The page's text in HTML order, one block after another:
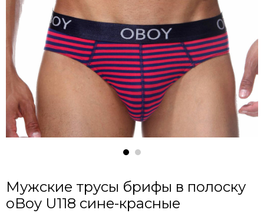
Мужские трусы брифы в полоску
oBoy U118 сине-красные